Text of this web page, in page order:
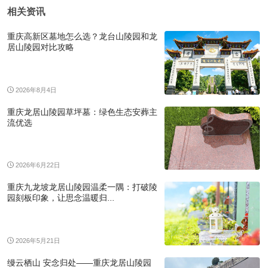
相关资讯
重庆高新区墓地怎么选？龙台山陵园和龙
居山陵园对比攻略
2026年8月4日
重庆龙居山陵园草坪墓：绿色生态安葬主
流优选
2026年6月22日
重庆九龙坡龙居山陵园温柔一隅：打破陵
园刻板印象，让思念温暖归...
2026年5月21日
缦云栖山 安念归处——重庆龙居山陵园